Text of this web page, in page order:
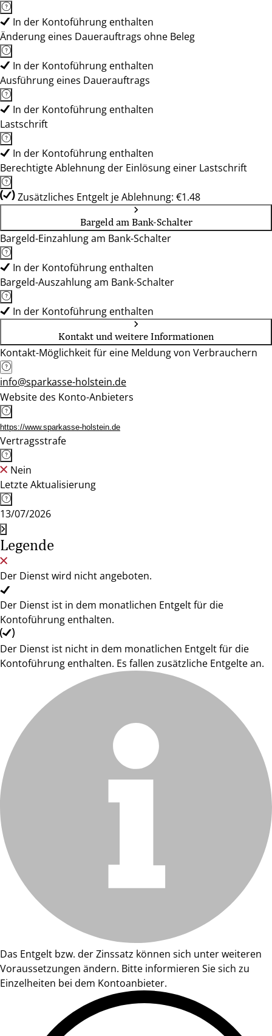
In der Kontoführung enthalten
Änderung eines Dauerauftrags ohne Beleg
In der Kontoführung enthalten
Ausführung eines Dauerauftrags
In der Kontoführung enthalten
Lastschrift
In der Kontoführung enthalten
Berechtigte Ablehnung der Einlösung einer Lastschrift
Zusätzliches Entgelt je Ablehnung: €1.48
Bargeld am Bank-Schalter
Bargeld-Einzahlung am Bank-Schalter
In der Kontoführung enthalten
Bargeld-Auszahlung am Bank-Schalter
In der Kontoführung enthalten
Kontakt und weitere Informationen
Kontakt-Möglichkeit für eine Meldung von Verbrauchern
info@sparkasse-holstein.de
Website des Konto-Anbieters
https://www.sparkasse-holstein.de
Vertragsstrafe
Nein
Letzte Aktualisierung
13/07/2026
Legende
Der Dienst wird nicht angeboten.
Der Dienst ist in dem monatlichen Entgelt für die
Kontoführung enthalten.
Der Dienst ist nicht in dem monatlichen Entgelt für die
Kontoführung enthalten. Es fallen zusätzliche Entgelte an.
Das Entgelt bzw. der Zinssatz können sich unter weiteren
Voraussetzungen ändern. Bitte informieren Sie sich zu
Einzelheiten bei dem Kontoanbieter.